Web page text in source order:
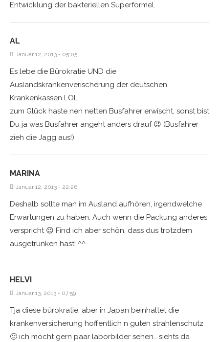
Entwicklung der bakteriellen Superformel.
AL
Januar 12, 2013 - 05:05
Es lebe die Bürokratie UND die
Auslandskrankenverischerung der deutschen
Krankenkassen LOL
zum Glück haste nen netten Busfahrer erwischt, sonst bist
Du ja was Busfahrer angeht anders drauf 😉 (Busfahrer
zieh die Jagg aus!)
MARINA
Januar 12, 2013 - 22:26
Deshalb sollte man im Ausland aufhören, irgendwelche
Erwartungen zu haben. Auch wenn die Packung anderes
verspricht 😉 Find ich aber schön, dass dus trotzdem
ausgetrunken hast! ^^
HELVI
Januar 13, 2013 - 07:59
Tja diese bürokratie, aber in Japan beinhaltet die
krankenversicherung hoffentlich n guten strahlenschutz
🙂 ich möcht gern paar laborbilder sehen… siehts da